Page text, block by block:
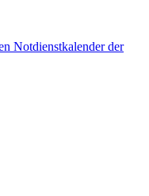
Notdienstkalender der